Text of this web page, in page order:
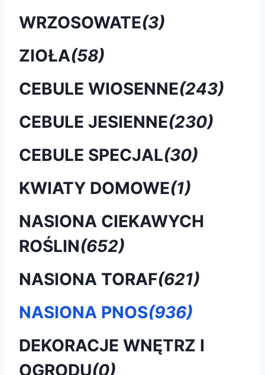
WRZOSOWATE(3)
ZIOŁA(58)
CEBULE WIOSENNE(243)
CEBULE JESIENNE(230)
CEBULE SPECJAL(30)
KWIATY DOMOWE(1)
NASIONA CIEKAWYCH
ROŚLIN(652)
NASIONA TORAF(621)
NASIONA PNOS(936)
DEKORACJE WNĘTRZ I
OGRODU(0)